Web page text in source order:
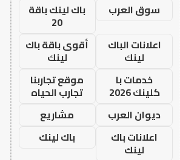
سوق العرب
باك لينك باقة
20
اعلانات الباك
لينك
أقوى باقة باك
لينك
خدمات با
كلينك 2026
موقع تجاربنا
تجارب الحياه
ديوان العرب
مشاريع
اعلانات باك
لينك
باك لينك